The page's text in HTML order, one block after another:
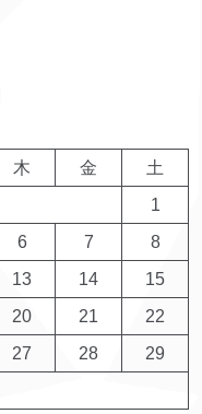
木 金
土
1
6 7
8
13 14
15
20 21
22
27 28
29